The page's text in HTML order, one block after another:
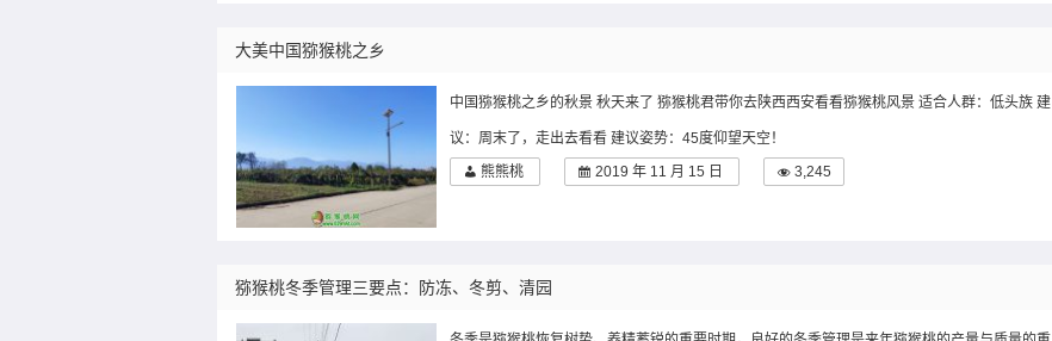
大美中国猕猴桃之乡
中国猕猴桃之乡的秋景 秋天来了 ​猕猴桃君带你去陕西西安看看猕猴桃风景 适合人群：低头族 建
议：周末了，走出去看看 建议姿势：45度仰望天空！
熊熊桃
2019 年 11 月 15 日 3,245
猕猴桃冬季管理三要点：防冻、冬剪、清园